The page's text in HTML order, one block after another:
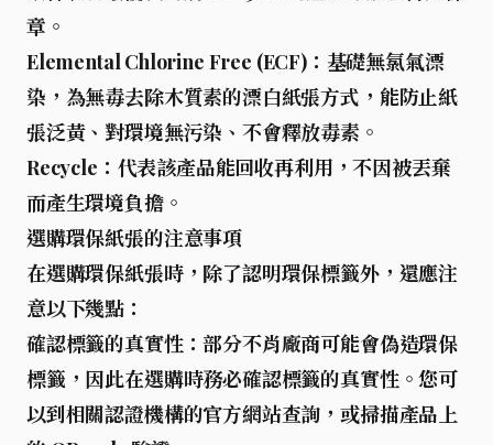
章。
Elemental Chlorine Free (ECF)：基礎無氯氣漂
染，為無毒去除木質素的漂白紙張方式，能防止紙
張泛黃、對環境無污染、不會釋放毒素。
Recycle ：代表該產品能回收再利用，不因被丟棄
而產生環境負擔。
選購環保紙張的注意事項
在選購環保紙張時，除了認明環保標籤外，還應注
意以下幾點：
確認標籤的真實性：部分不肖廠商可能會偽造環保
標籤，因此在選購時務必確認標籤的真實性。您可
以到相關認證機構的官方網站查詢，或掃描產品上